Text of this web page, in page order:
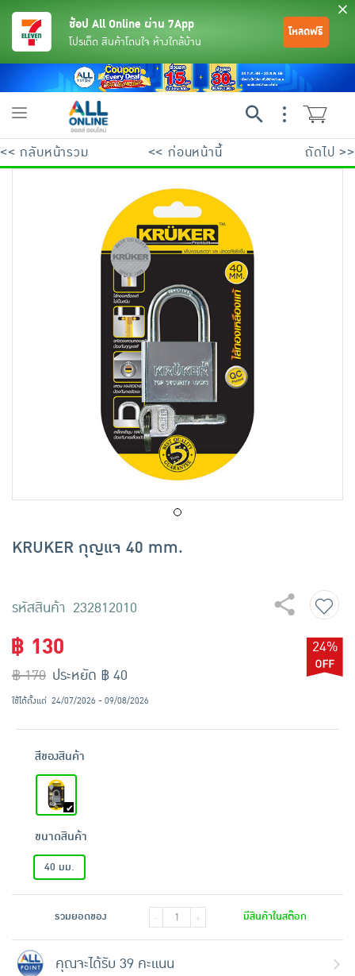
ขนมขบเคี้ยว และช็อคโกแลต
อาหารสด ผัก ผลไม้และเบเกอรี่
ช้อป All Online ผ่าน 7App
โปรเด็ด สินค้าโดนใจ ห้างใกล้บ้าน
โหลดฟรี
Toggle
<< กลับหน้ารวม << ก่อนหน้านี้ ถัดไป >>
KRUKER กุญแจ 40 mm.
รหัสสินค้า 232812010
฿ 130
฿ 170
24%
ประหยัด ฿ 40
ใช้ได้ตั้งแต่ 24/07/2026 - 09/08/2026
สีของสินค้า
ขนาดสินค้า
40 มม.
รวมยอดของ - + มีสินค้าในสต๊อก
คุณจะได้รับ 39 คะแนน